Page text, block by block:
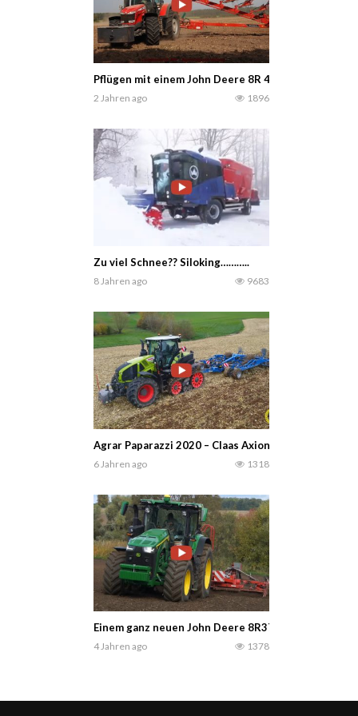
Pflügen mit einem John Deere 8R 410 und einem
2 Jahren ago 1896
Zu viel Schnee?? Siloking………..
8 Jahren ago 9683
Agrar Paparazzi 2020 – Claas Axion 960TT mit
6 Jahren ago 1318
Einem ganz neuen John Deere 8R370 mit einer
4 Jahren ago 1378